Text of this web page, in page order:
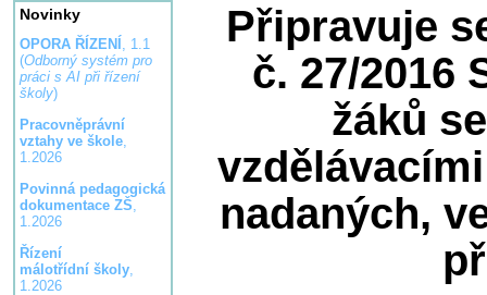
Novinky
OPORA ŘÍZENÍ , 1.1
(Odborný systém pro
práci s AI při řízení
školy)
Pracovněprávní
vztahy ve škole,
1.2026
Povinná pedagogická
dokumentace ZŠ,
1.2026
Řízení
málotřídní školy,
1.2026
Připravuje
č. 27/2016
žáků
nadaných,